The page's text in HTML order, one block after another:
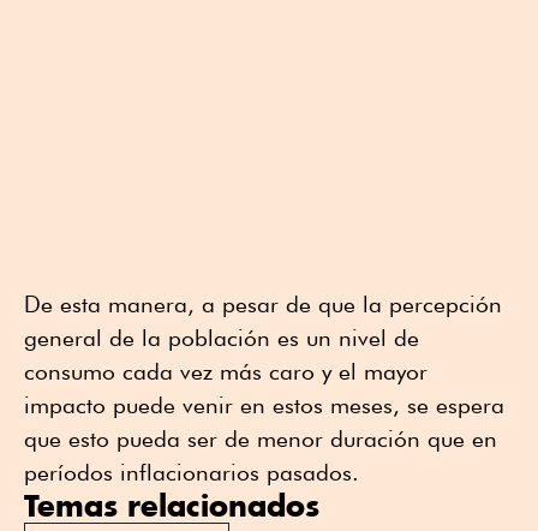
De esta manera, a pesar de que la percepción
general de la población es un nivel de
consumo cada vez más caro y el mayor
impacto puede venir en estos meses, se espera
que esto pueda ser de menor duración que en
períodos inflacionarios pasados.
Temas relacionados